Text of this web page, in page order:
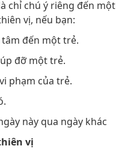
chỉ chú ý riêng đến một
vị, nếu bạn:
đến một trẻ.
đỡ một trẻ.
phạm của trẻ.
này qua ngày khác
vị